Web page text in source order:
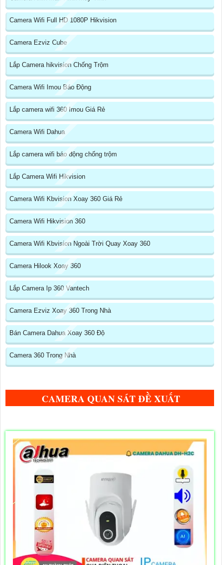
Camera Wifi Full HD 1080P Hikvision
Camera Ezviz Cube
Lắp Camera hikvision Chống Trộm
Camera Wifi Imou Báo Động
Lắp camera wifi 360 Imou Giá Rẻ
Camera Wifi Dahua
Lắp camera wifi báo động chống trộm
Lắp Camera Wifi Hikvision
Camera Wifi Kbvision Xoay 360 Giá Rẻ
Camera Wifi Hikvision 360
Camera Wifi Kbvision Ngoài Trời Quay Xoay 360
Camera Hilook Xoay 360
Lắp Camera Ip 360 Vantech
Camera Ezviz Xoay 360 Trong Nhà
Bán Camera Dahua Xoay 360 Độ
Camera 360 Trong Nhà
CAMERA QUAN SÁT ĐỀ XUẤT